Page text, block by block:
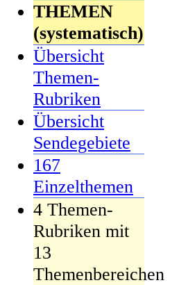
THEMEN
(systematisch)
Übersicht
Themen-
Rubriken
Übersicht
Sendegebiete
167
Einzelthemen
4 Themen-
Rubriken mit
13
Themenbereichen